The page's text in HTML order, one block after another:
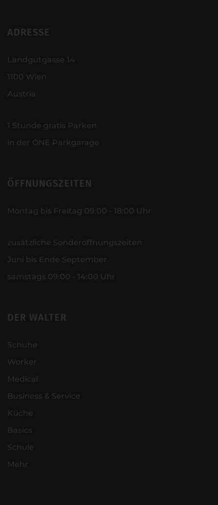
ADRESSE
Landgutgasse 14
1100 Wien
Austria
1 Stunde gratis Parken
in der ONE Parkgarage
ÖFFNUNGSZEITEN
Montag bis Freitag 09:00 - 18:00 Uhr
zusätzliche Sonderöffnungszeiten
Juni bis Ende September
samstags 09:00 - 14:00 Uhr
DER WALTER
Schuhe
Worker
Medical
Business & Service
Küche
Basics
Schule
Mehr